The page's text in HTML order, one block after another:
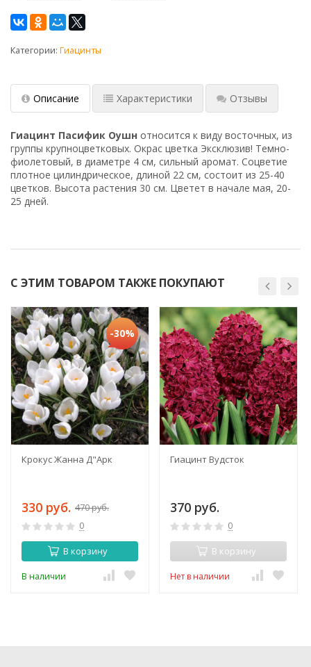
Категории: Гиацинты
Описание Характеристики Отзывы
Гиацинт Пасифик Оушн относится к виду восточных, из
группы крупноцветковых. Окрас цветка Эксклюзив! Темно-
фиолетовый, в диаметре 4 см, сильный аромат. Соцветие
плотное цилиндрическое, длиной 22 см, состоит из 25-40
цветков. Высота растения 30 см. Цветет в начале мая, 20-
25 дней.
С ЭТИМ ТОВАРОМ ТАКЖЕ ПОКУПАЮТ
-30%
Крокус Жанна Д"Арк
330 руб. 470 руб.
0
В корзину
В наличии
Гиацинт Вудсток
370 руб.
0
В корзину
Нет в наличии